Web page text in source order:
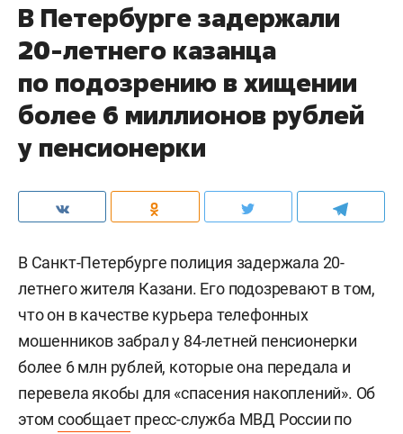
В Петербурге задержали
20-летнего казанца
по подозрению в хищении
более 6 миллионов рублей
у пенсионерки
В Санкт-Петербурге полиция задержала 20-
летнего жителя Казани. Его подозревают в том,
что он в качестве курьера телефонных
мошенников забрал у 84-летней пенсионерки
более 6 млн рублей, которые она передала и
перевела якобы для «спасения накоплений». Об
этом сообщаетпресс-служба МВД России по